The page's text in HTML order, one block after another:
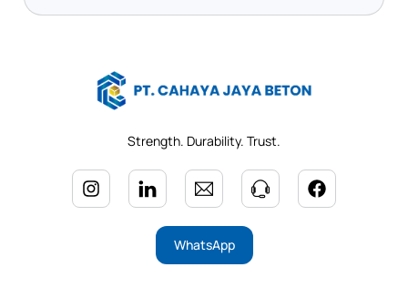
Strength. Durability. Trust.
WhatsApp